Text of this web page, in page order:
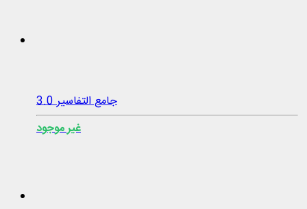
جامع التفاسير 3.0
غير موجود